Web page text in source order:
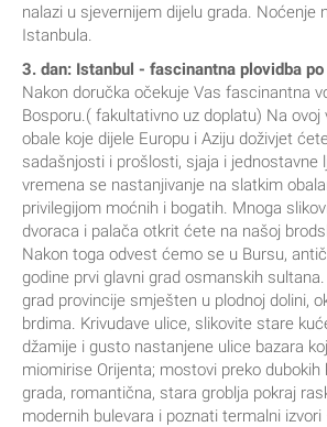
nalazi u sjevernijem dijelu grada. Noćenje
Istanbula.
3. dan: Istanbul - fascinantna plovidba
Nakon doručka očekuje Vas fascinantna
Bosporu.( fakultativno uz doplatu) Na ovoj
obale koje dijele Europu i Aziju doživjet
sadašnjosti i prošlosti, sjaja i jednostavne
vremena se nastanjivanje na slatkim
privilegijom moćnih i bogatih. Mnoga
dvoraca i palača otkrit ćete na našoj
Nakon toga odvest ćemo se u Bursu,
godine prvi glavni grad osmanskih
grad provincije smješten u plodnoj dolini,
brdima. Krivudave ulice, slikovite stare
džamije i gusto nastanjene ulice bazara
miomirise Orijenta; mostovi preko dubokih
grada, romantična, stara groblja pokraj
modernih bulevara i poznati termalni